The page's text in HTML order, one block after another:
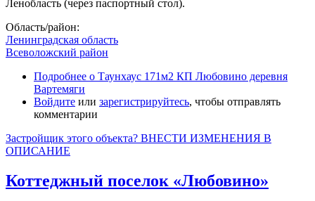
Ленобласть (через паспортный стол).
Область/район:
Ленинградская область
Всеволожский район
Подробнее о Таунхаус 171м2 КП Любовино деревня
Вартемяги
Войдите или зарегистрируйтесь, чтобы отправлять
комментарии
Застройщик этого объекта? ВНЕСТИ ИЗМЕНЕНИЯ В
ОПИСАНИЕ
Коттеджный поселок «Любовино»